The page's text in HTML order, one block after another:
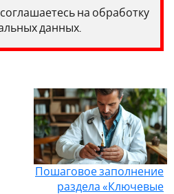
на обработку
данных.
Пошаговое заполнение
раздела «Ключевые